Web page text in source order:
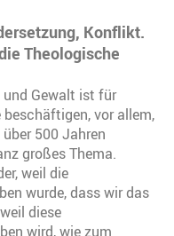
Konflikt.
Theologische
und Gewalt ist für
vor allem,
500 Jahren
großes Thema.
weil die
wurde, dass wir das
diese
wird, wie zum